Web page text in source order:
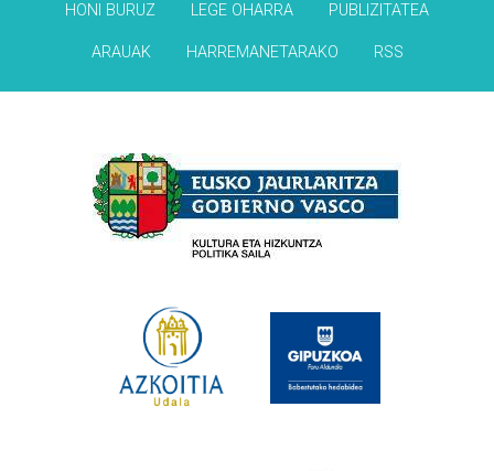
HONI BURUZ LEGE OHARRA PUBLIZITATEA
ARAUAK HARREMANETARAKO RSS